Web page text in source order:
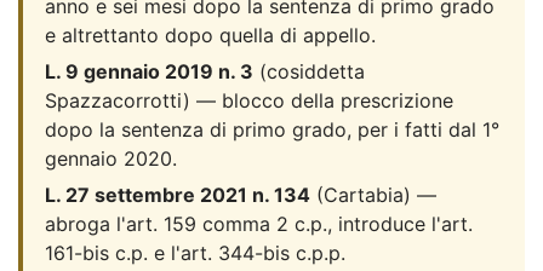
anno e sei mesi dopo la sentenza di primo grado
e altrettanto dopo quella di appello.
L. 9 gennaio 2019 n. 3 (cosiddetta
Spazzacorrotti) — blocco della prescrizione
dopo la sentenza di primo grado, per i fatti dal 1°
gennaio 2020.
L. 27 settembre 2021 n. 134 (Cartabia) —
abroga l'art. 159 comma 2 c.p., introduce l'art.
161-bis c.p. e l'art. 344-bis c.p.p.